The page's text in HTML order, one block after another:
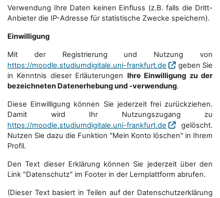
Verwendung Ihre Daten keinen Einfluss (z.B. falls die Dritt-
Anbieter die IP-Adresse für statistische Zwecke speichern).
Einwilligung
Mit der Registrierung und Nutzung von
https://moodle.studiumdigitale.uni-frankfurt.de
geben Sie
in Kenntnis dieser Erläuterungen Ihre Einwilligung zu der
bezeichneten Datenerhebung und -verwendung.
Diese Einwilligung können Sie jederzeit frei zurückziehen.
Damit wird Ihr Nutzungszugang zu
https://moodle.studiumdigitale.uni-frankfurt.de
gelöscht.
Nutzen Sie dazu die Funktion "Mein Konto löschen" in Ihrem
Profil.
Den Text dieser Erklärung können Sie jederzeit über den
Link "Datenschutz" im Footer in der Lernplattform abrufen.
(Dieser Text basiert in Teilen auf der Datenschutzerklärung